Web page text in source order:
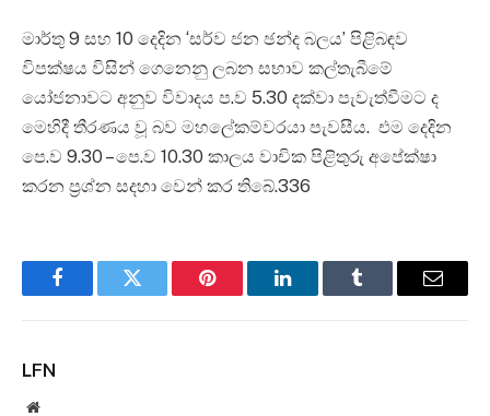
‍මාර්තු 9 සහ 10 දෙදින ‘සර්ව ජන ඡන්ද බලය’ පිළිබඳව
විපක්ෂය විසින් ගෙනෙනු ලබන සභාව කල්තැබීමේ
යෝජනාවට අනුව විවාදය ප.ව 5.30 දක්වා පැවැත්වීමට ද
මෙහිදී තීරණය වූ බව මහලේකම්වරයා පැවසීය. එම දෙදින
‍පෙ.ව 9.30 – පෙ.ව 10.30 කාලය වාචික පිළිතුරු අපේක්ෂා
කරන ප්‍රශ්න සදහා වෙන් කර තිබේ.336
FacebookTwitter Pinterest LinkedInTumblr Email
LFN
Website